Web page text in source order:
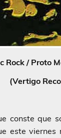
Rock / Proto
(Vertigo
conste que
este viernes